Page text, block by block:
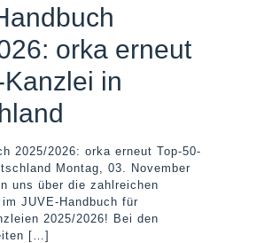
orka erneut
in
2025/2026: orka erneut Top-50-
Montag, 03. November
uns über die zahlreichen
JUVE-Handbuch für
2025/2026! Bei den
[…]